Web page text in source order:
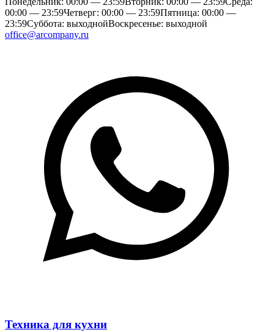
00:00 — 23:59Четверг: 00:00 — 23:59Пятница: 00:00 —
23:59Суббота: выходнойВоскресенье: выходной
office@arcompany.ru
Техника для кухни